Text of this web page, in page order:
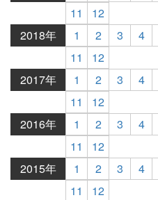
11
12
2018年
1 2 3 4
11
12
2017年
1 2 3 4
11
12
2016年
1 2 3 4
11
12
2015年
1 2 3 4
11
12